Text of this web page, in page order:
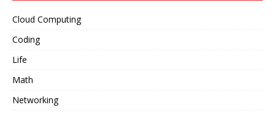
Cloud Computing
Coding
Life
Math
Networking